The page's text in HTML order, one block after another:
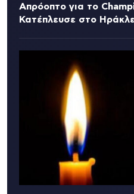
Απρόοπτο για το
Κατέπλευσε στο